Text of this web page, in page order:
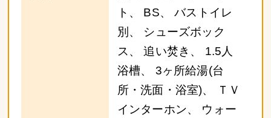
ト、 BS、 バストイレ
別、 シューズボック
ス、 追い焚き、 1.5人
浴槽、 3ヶ所給湯(台
所・洗面・浴室)、 ＴＶ
インターホン、 ウォー